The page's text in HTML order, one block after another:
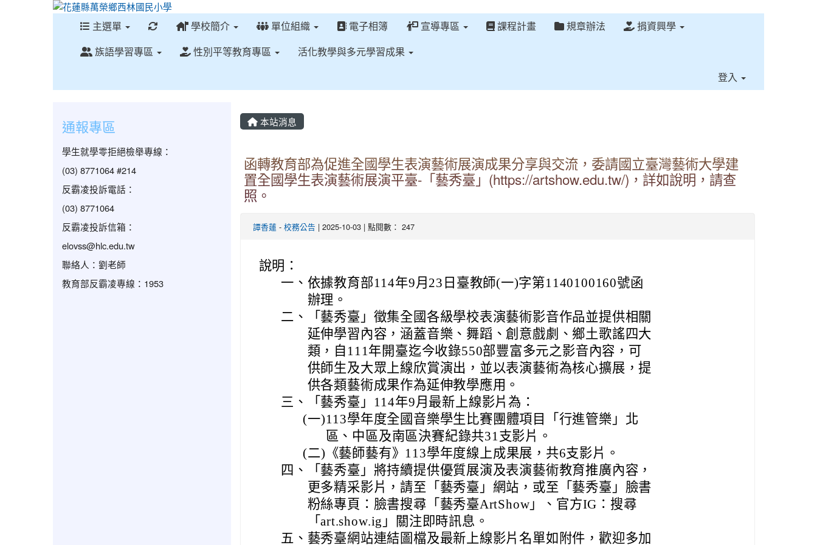
主選單 重新取得佈景設定
學校簡介 單位組織 電子相簿 宣導專區 課程計畫 規章辦法
捐資興學
族語學習專區
性別平等教育專區
活化教學與多元學習成果
登入
本站消息
函轉教育部為促進全國學生表演藝術展演成果分享與交流，委請國立臺灣藝術大學建
置全國學生表演藝術展演平臺-「藝秀臺」(https://artshow.edu.tw/)，詳如說明，請查
照。
譚香蓮 - 校務公告 | 2025-10-03 | 點閱數： 247
說明：
一、 依據教育部114年9月23日臺教師(一)字第1140100160號函
辦理。
二、
「藝秀臺」徵集全國各級學校表演藝術影音作品並提供相關
延伸學習內容，涵蓋音樂、舞蹈、創意戲劇、鄉土歌謠四大
類，自111年開臺迄今收錄550部豐富多元之影音內容，可
供師生及大眾上線欣賞演出，並以表演藝術為核心擴展，提
供各類藝術成果作為延伸教學應用。
三、
「藝秀臺」114年9月最新上線影片為：
(一)113學年度全國音樂學生比賽團體項目「行進管樂」北
區、中區及南區決賽紀錄共31支影片。
(二) 《藝師藝有》113學年度線上成果展，共6支影片。
四、
「藝秀臺」將持續提供優質展演及表演藝術教育推廣內容，
更多精采影片，請至「藝秀臺」網站，或至「藝秀臺」臉書
粉絲專頁：臉書搜尋「藝秀臺ArtShow」、官方IG：搜尋
「art.show.ig」關注即時訊息。
五、 藝秀臺網站連結圖檔及最新上線影片名單如附件，歡迎多加
通報專區
學生就學零拒絕檢舉專線：
(03) 8771064 #214
反霸凌投訴電話：
(03) 8771064
反霸凌投訴信箱：
elovss@hlc.edu.tw
聯絡人：劉老師
教育部反霸凌專線：1953